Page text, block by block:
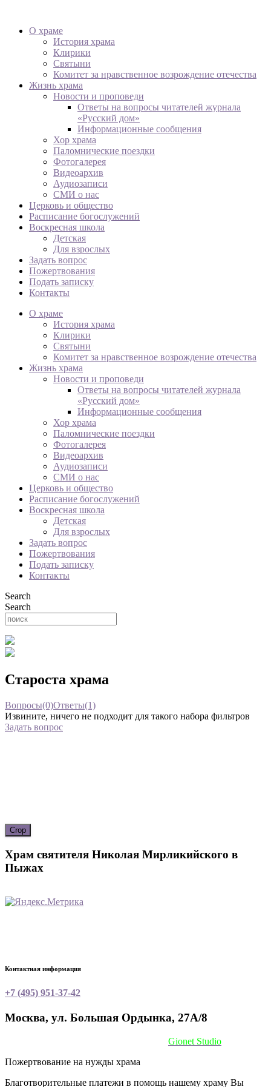
О храме
История храма
Клирики
Святыни
Комитет за нравственное возрождение отечества
Жизнь храма
Новости и проповеди
Ответы на вопросы читателей журнала
«Русский дом»
Информационные сообщения
Хор храма
Паломнические поездки
Фотогалерея
Видеоархив
Аудиозаписи
СМИ о нас
Церковь и общество
Расписание богослужений
Воскресная школа
Детская
Для взрослых
Задать вопрос
Пожертвования
Подать записку
Контакты
О храме
История храма
Клирики
Святыни
Комитет за нравственное возрождение отечества
Жизнь храма
Новости и проповеди
Ответы на вопросы читателей журнала
«Русский дом»
Информационные сообщения
Хор храма
Паломнические поездки
Фотогалерея
Видеоархив
Аудиозаписи
СМИ о нас
Церковь и общество
Расписание богослужений
Воскресная школа
Детская
Для взрослых
Задать вопрос
Пожертвования
Подать записку
Контакты
Search
Search
Староста храма
Вопросы(0)Ответы(1)
Извините, ничего не подходит для такого набора фильтров
Задать вопрос
Crop
Храм святителя Николая Мирликийского в
Пыжах
Контактная информация
+7 (495) 951-37-42
Москва, ул. Большая Ордынка, 27А/8
Gionet Studio
Пожертвование на нужды храма
Благотворительные платежи в помощь нашему храму Вы